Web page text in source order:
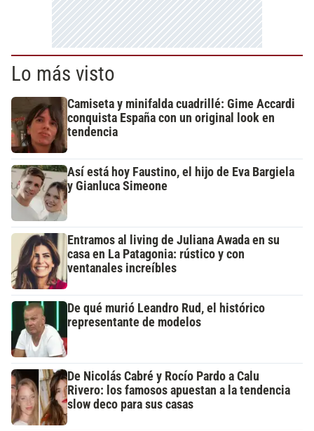
Lo más visto
Camiseta y minifalda cuadrillé: Gime Accardi
conquista España con un original look en
tendencia
Así está hoy Faustino, el hijo de Eva Bargiela
y Gianluca Simeone
Entramos al living de Juliana Awada en su
casa en La Patagonia: rústico y con
ventanales increíbles
De qué murió Leandro Rud, el histórico
representante de modelos
De Nicolás Cabré y Rocío Pardo a Calu
Rivero: los famosos apuestan a la tendencia
slow deco para sus casas